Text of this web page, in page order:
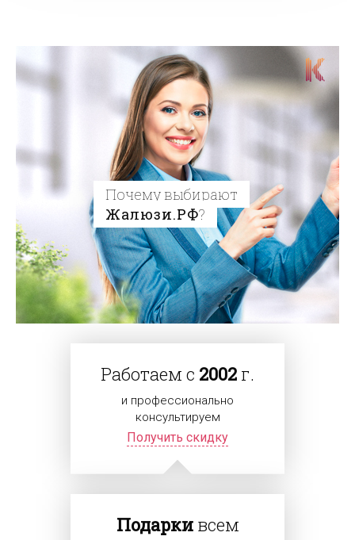
Почему выбирают
Жалюзи.РФ?
Работаем с 2002 г.
и профессионально
консультируем
Получить скидку
Подаркивсем